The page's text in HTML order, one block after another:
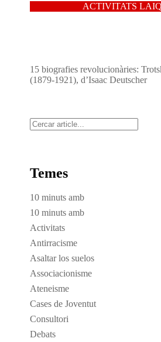
ACTIVITATS
15 biografies revolucionàries:
(1879-1921), d’Isaac Deutscher
Cerca
Temes
10 minuts amb
10 minuts amb
Activitats
Antirracisme
Asaltar los suelos
Associacionisme
Ateneisme
Cases de Joventut
Consultori
Debats